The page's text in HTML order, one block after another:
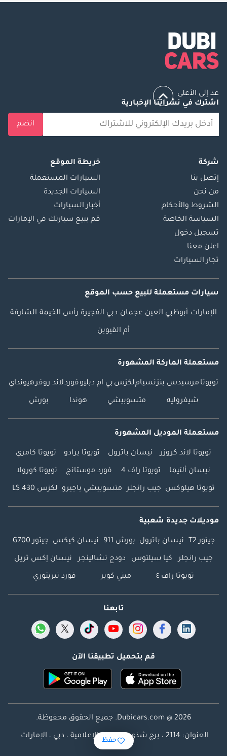
حفظ
عد إلى الأعلى
اشترك في نشراتنا الإخبارية
انضم
شركة
إتصل بنا
من نحن
الشروط والأحكام
السياسة الخاصة
تسجيل دخول
اعلن معنا
تجار السيارات
خريطة الموقع
السيارات المستعملة
السيارات الجديدة
أخبار السيارات
قم ببيع سيارتك في الإمارات
سيارات مستعملة للبيع حسب الموقع
الإمارات أبوظبي العين عجمان دبي الفجيرة رأس الخيمة الشارقة
أم القيوين
مستعملة الماركة المشهورة
تويوتا مرسيدس بنزنسياملكزس بي ام دبليوفوردلاند روفرهيونداي
شيفروليه متسوبيشي هوندا بورش
مستعملة الموديل المشهورة
تويوتا لاند كروزر نيسان باترول تويوتا برادو تويوتا كامري
نيسان ألتيما تويوتا راف 4 فورد موستانج تويوتا كورولا
تويوتا هيلوكس جيب رانجلر متسوبيشي باجيرو لكزس LS 430
موديلات جديدة شعبية
جيتور T2 نيسان باترول بورش 911 نيسان كيكس جيتور G700
جيب رانجلر كيا سيلتوس دودج تشالينجر نيسان إكس تريل
تويوتا راف ٤ ميني كوبر فورد تيريتوري
تابعنا
قم بتحميل تطبيقنا الآن
Dubicars.com @ 2026. جميع الحقوق محفوظة.
العنوان: 2114 ، برج شذى ، المدينة الإعلامية ، دبي ، الإمارات